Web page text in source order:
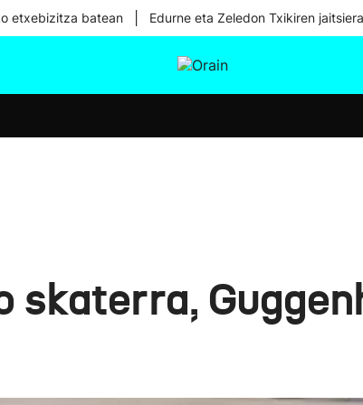
etxebizitza batean Edurne eta Zeledon Txikiren jaitsiera
skaterra,